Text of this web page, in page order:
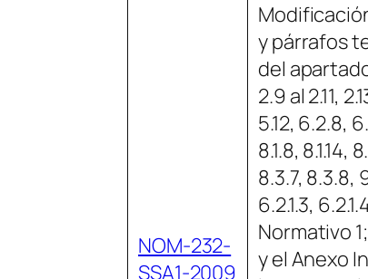
NOM-232-
SSA1-2009
y párrafos
del
2.9 al 2.11,
5.12, 6.2.8,
8.1.8, 8.1.14,
8.3.7, 8.3.8,
6.2.1.3,
Normativo
y el Anexo